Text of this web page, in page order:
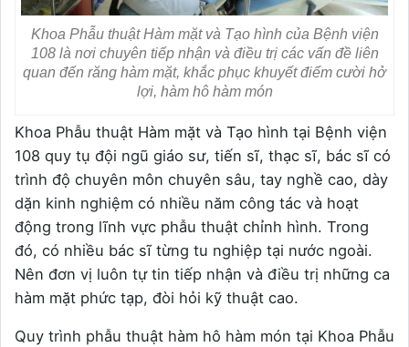
Khoa Phẫu thuật Hàm mặt và Tạo hình của Bệnh viện
108 là nơi chuyên tiếp nhận và điều trị các vấn đề liên
quan đến răng hàm mặt, khắc phục khuyết điểm cười hở
lợi, hàm hô hàm món
Khoa Phẫu thuật Hàm mặt và Tạo hình tại Bệnh viện
108 quy tụ đội ngũ giáo sư, tiến sĩ, thạc sĩ, bác sĩ có
trình độ chuyên môn chuyên sâu, tay nghề cao, dày
dặn kinh nghiệm có nhiều năm công tác và hoạt
động trong lĩnh vực phẫu thuật chỉnh hình. Trong
đó, có nhiều bác sĩ từng tu nghiệp tại nước ngoài.
Nên đơn vị luôn tự tin tiếp nhận và điều trị những ca
hàm mặt phức tạp, đòi hỏi kỹ thuật cao.
Quy trình phẫu thuật hàm hô hàm món tại Khoa Phẫu